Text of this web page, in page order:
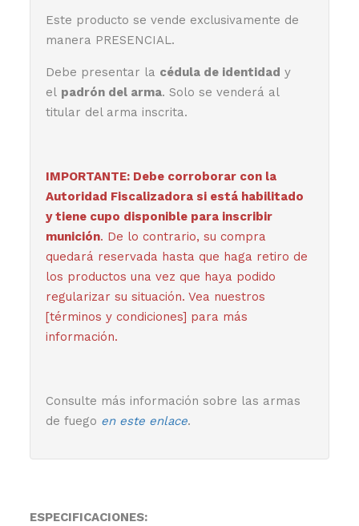
Este producto se vende exclusivamente de
manera PRESENCIAL.
Debe presentar la cédula de identidad y
el padrón del arma. Solo se venderá al
titular del arma inscrita.
IMPORTANTE: Debe corroborar con la
Autoridad Fiscalizadora si está habilitado
y tiene cupo disponible para inscribir
munición. De lo contrario, su compra
quedará reservada hasta que haga retiro de
los productos una vez que haya podido
regularizar su situación. Vea nuestros
[términos y condiciones] para más
información.
Consulte más información sobre las armas
de fuego en este enlace.
ESPECIFICACIONES: